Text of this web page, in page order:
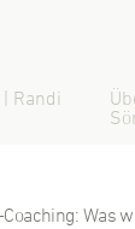
Randi
Was